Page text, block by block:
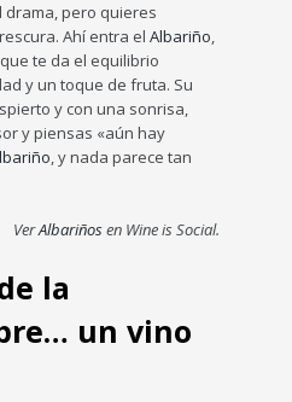
drama, pero quieres
Ahí entra el Albariño,
te da el equilibrio
y un toque de fruta. Su
y con una sonrisa,
y piensas «aún hay
, y nada parece tan
VerAlbariñosen Wine is Social.
la
un vino